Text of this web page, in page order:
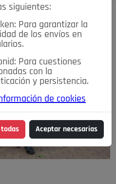
siguientes:
Para garantizar la
de los envíos en
Para cuestiones
con la
y persistencia.
de cookies
Aceptar necesarias